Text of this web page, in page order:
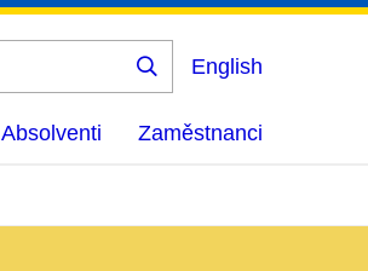
Vyhledat
English
Absolventi Zaměstnanci